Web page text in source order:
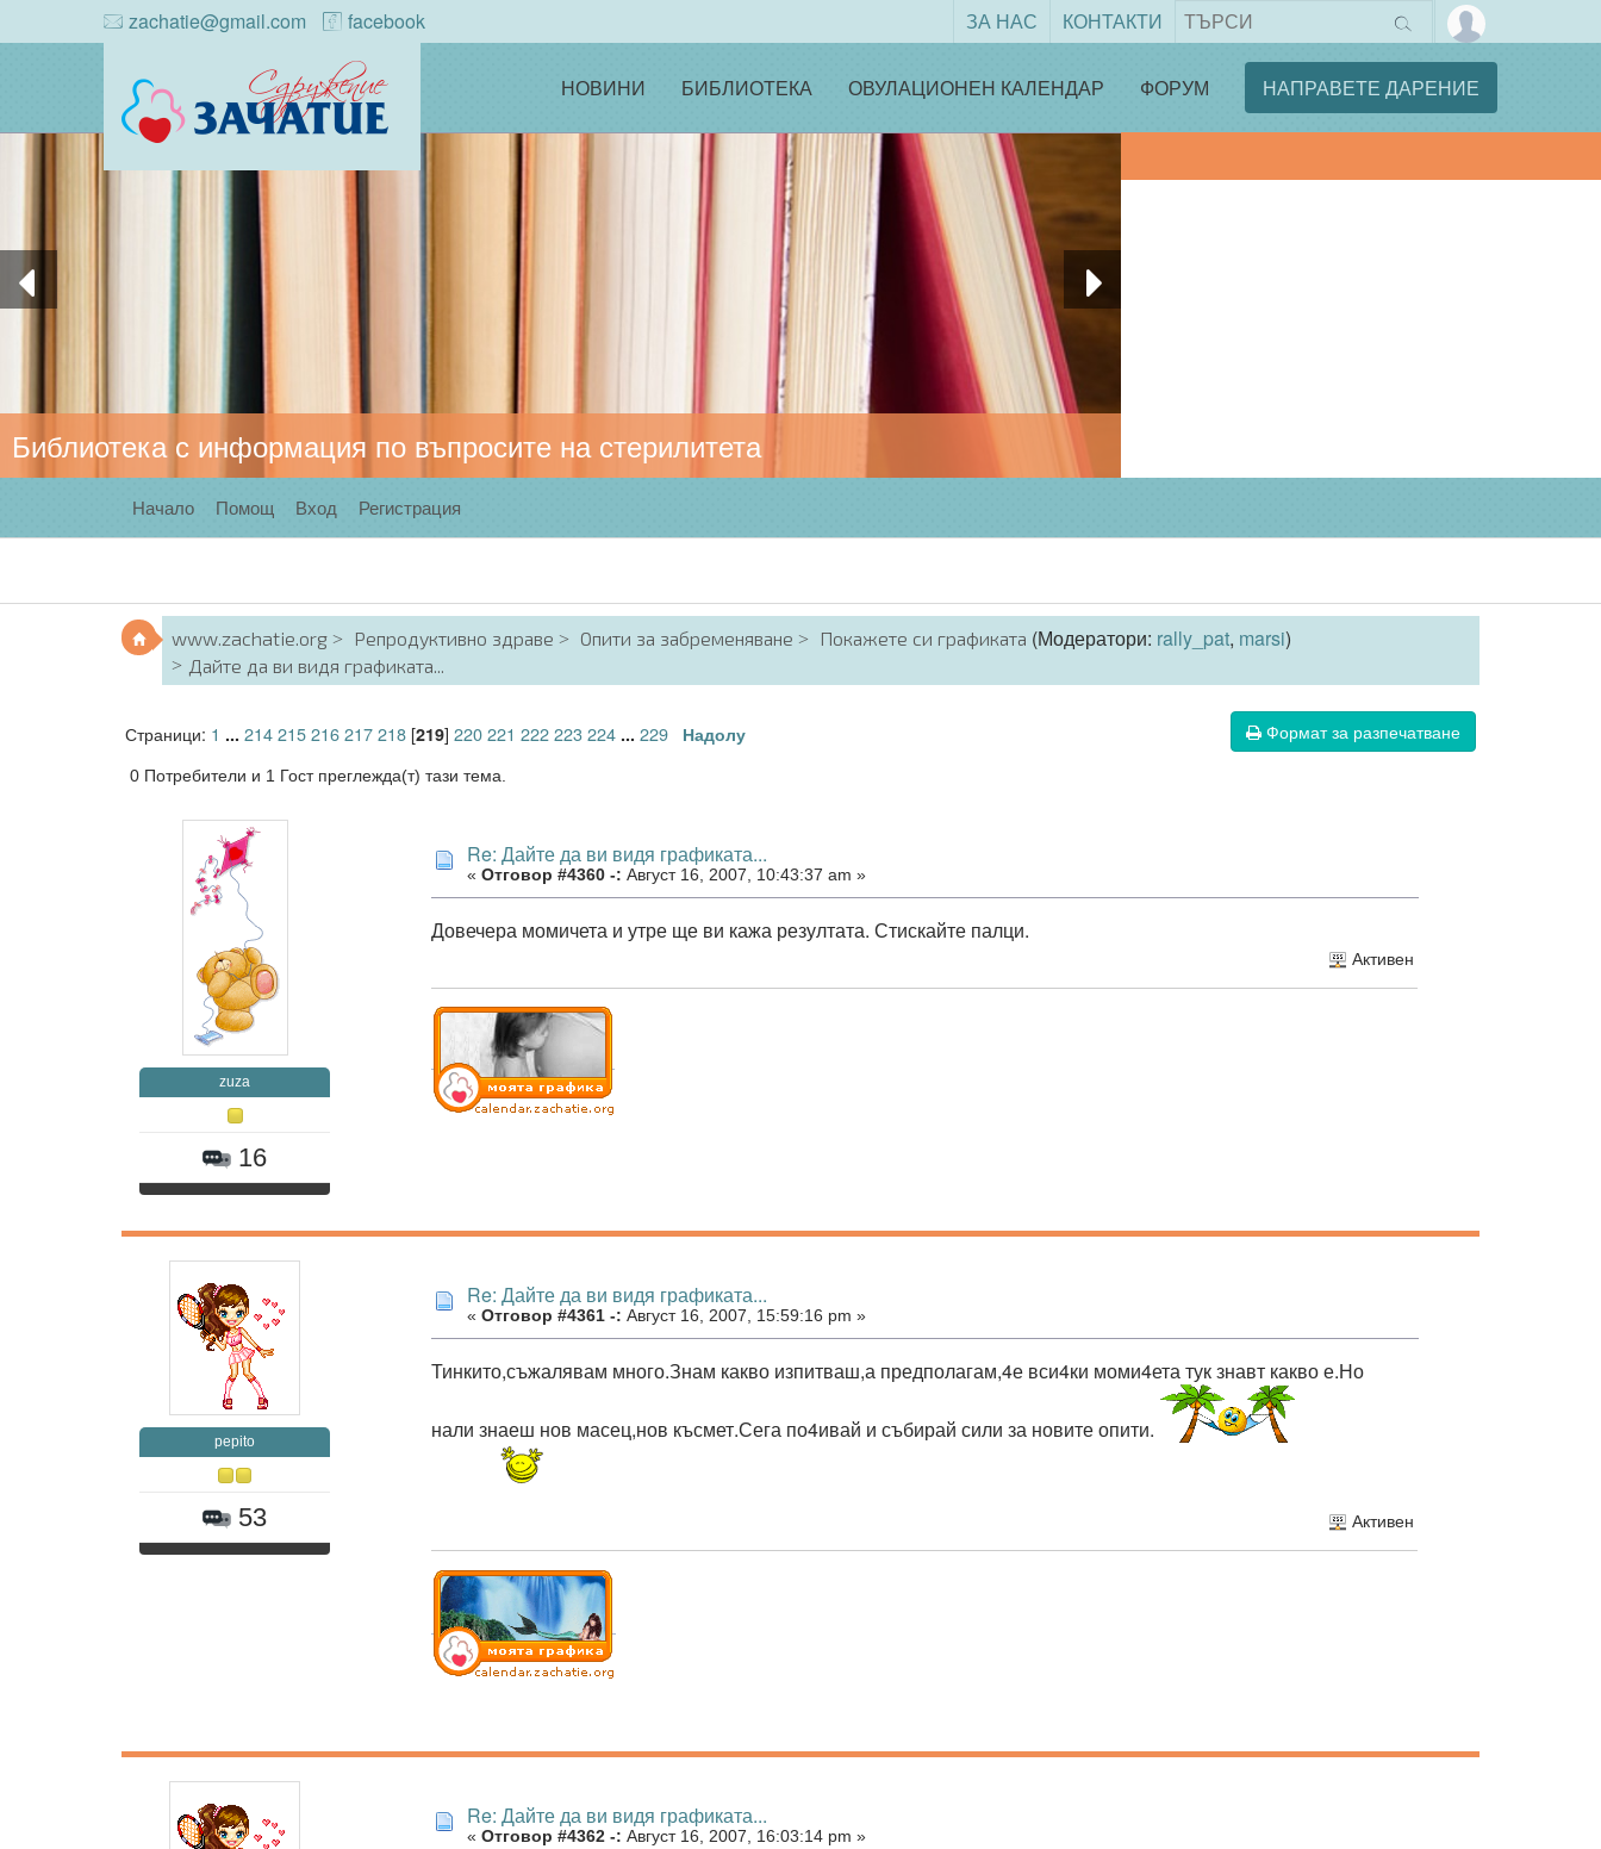
zachatie@gmail.com facebook ЗА НАС КОНТАКТИ
НОВИНИ БИБЛИОТЕКА ОВУЛАЦИОНЕН КАЛЕНДАР ФОРУМ НАПРАВЕТЕ ДАРЕНИЕ
Библиотека с информация по въпросите на стерилитета
Начало Помощ Вход Регистрация
www.zachatie.org Репродуктивно здраве Опити за забременяване Покажете си графиката (Модератори: rally_pat, marsi)
Дайте да ви видя графиката...
Формат за разпечатване
Страници: 1 ... 214215216217218[219] 220221 222223224 ... 229 Надолу
0 Потребители и 1 Гост преглежда(т) тази тема.
zuza
16
Re: Дайте да ви видя графиката...
« Отговор #4360 -: Август 16, 2007, 10:43:37 am »
Довечера момичета и утре ще ви кажа резултата. Стискайте палци.
Активен
pepito
53
Re: Дайте да ви видя графиката...
« Отговор #4361 -: Август 16, 2007, 15:59:16 pm »
Тинкито,съжалявам много.Знам какво изпитваш,а предполагам,4е вси4ки моми4ета тук знавт какво е.Но
нали знаеш нов масец,нов късмет.Сега по4ивай и събирай сили за новите опити.
Активен
Re: Дайте да ви видя графиката...
« Отговор #4362 -: Август 16, 2007, 16:03:14 pm »